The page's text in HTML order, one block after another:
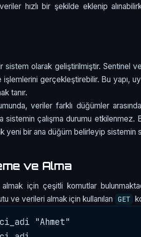
hızlı bir şekilde eklenip
sistem olarak geliştirilmiştir. Sentinel
gerçekleştirebilir. Bu yapı,
tanır.
veriler farklı düğümler
sistemin çalışma durumu etkilenmez.
yeni bir ana düğüm belirleyip sistemin
ve Alma
için çeşitli komutlar
ve verileri almak için kullanılan GET
"Ahmet"